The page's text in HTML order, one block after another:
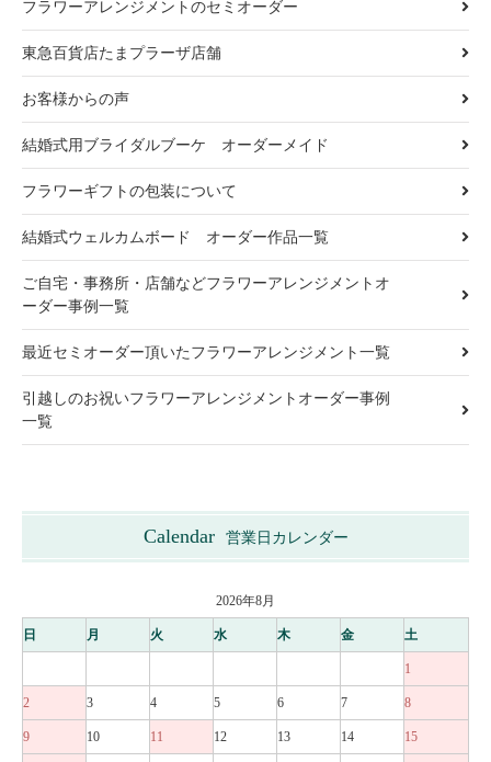
フラワーアレンジメントのセミオーダー
東急百貨店たまプラーザ店舗
お客様からの声
結婚式用ブライダルブーケ オーダーメイド
フラワーギフトの包装について
結婚式ウェルカムボード オーダー作品一覧
ご自宅・事務所・店舗などフラワーアレンジメントオ
ーダー事例一覧
最近セミオーダー頂いたフラワーアレンジメント一覧
引越しのお祝いフラワーアレンジメントオーダー事例
一覧
Calendar 営業日カレンダー
2026年8月
日 月 火 水 木 金 土
1
2 3 4 5 6 7 8
9 10 11 12 13 14 15